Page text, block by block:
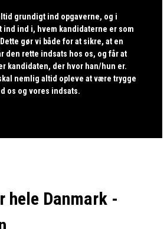
grundigt ind opgaverne, og i
ind i, hvem kandidaterne er som
gør vi både for at sikre, at en
den rette indsats hos os, og får at
kandidaten, der hvor han/hun er.
nemlig altid opleve at være trygge
os og vores indsats.
hele Danmark -